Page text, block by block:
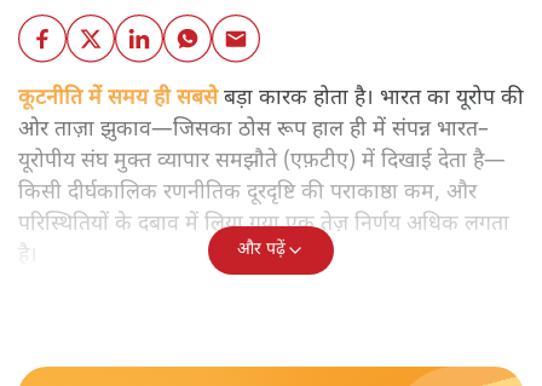
कूटनीति में समय ही सबसेबड़ा कारक होता है। भारत का यूरोप की
ओर ताज़ा झुकाव—जिसका ठोस रूप हाल ही में संपन्न भारत–
यूरोपीय संघ मुक्त व्यापार समझौते (एफ़टीए) में दिखाई देता है—
किसी दीर्घकालिक रणनीतिक दूरदृष्टि की पराकाष्ठा कम, और
परिस्थितियों के दबाव में लिया गया एक तेज़ निर्णय अधिक लगता
है।
और पढ़ें